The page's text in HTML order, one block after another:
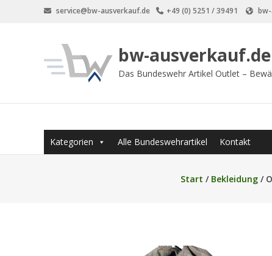
service@bw-ausverkauf.de +49 (0) 5251 / 39491
bw-ausverkauf.de
Das Bundeswehr Artikel Outlet –
Kategorien Alle Bundeswehrartikel Kontakt
Start / Bekleidung/